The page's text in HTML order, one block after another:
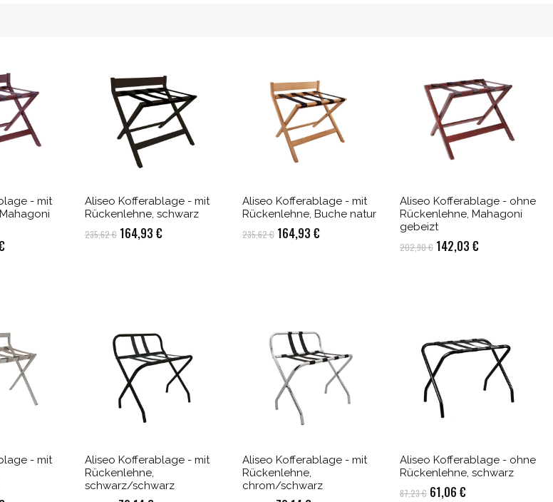
- mit
Aktueller
Aliseo Kofferablage - mit
Rückenlehne, schwarz
235,62€ Ursprünglicher
164,93 €Aktueller
Aliseo Kofferablage - mit
Rückenlehne, Buche natur
235,62€ Ursprünglicher
164,93 €Aktueller
Aliseo Kofferablage - ohne
Rückenlehne, Mahagoni
gebeizt
202,90€ Ursprünglicher
142,03 €Aktueller
- mit
Aliseo Kofferablage - mit
Rückenlehne,
schwarz/schwarz
Aliseo Kofferablage - mit
Rückenlehne,
chrom/schwarz
Aliseo Kofferablage - ohne
Rückenlehne, schwarz
87,23€ Ursprünglicher
61,06 €Aktueller